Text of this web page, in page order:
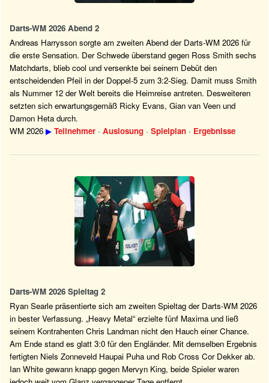
Darts-WM 2026 Abend 2
Andreas Harrysson sorgte am zweiten Abend der Darts-WM 2026 für
die erste Sensation. Der Schwede überstand gegen Ross Smith sechs
Matchdarts, blieb cool und versenkte bei seinem Debüt den
entscheidenden Pfeil in der Doppel-5 zum 3:2-Sieg. Damit muss Smith
als Nummer 12 der Welt bereits die Heimreise antreten. Desweiteren
setzten sich erwartungsgemäß Ricky Evans, Gian van Veen und
Damon Heta durch.
WM 2026 ▶ Teilnehmer · Auslosung · Spielplan · Ergebnisse
Darts-WM 2026 Spieltag 2
Ryan Searle präsentierte sich am zweiten Spieltag der Darts-WM 2026
in bester Verfassung. „Heavy Metal“ erzielte fünf Maxima und ließ
seinem Kontrahenten Chris Landman nicht den Hauch einer Chance.
Am Ende stand es glatt 3:0 für den Engländer. Mit demselben Ergebnis
fertigten Niels Zonneveld Haupai Puha und Rob Cross Cor Dekker ab.
Ian White gewann knapp gegen Mervyn King, beide Spieler waren